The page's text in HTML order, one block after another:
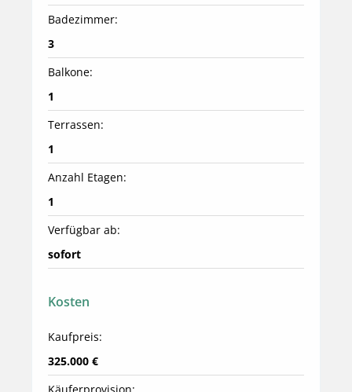
Badezimmer:
3
Balkone:
1
Terrassen:
1
Anzahl Etagen:
1
Verfügbar ab:
sofort
Kosten
Kaufpreis:
325.000 €